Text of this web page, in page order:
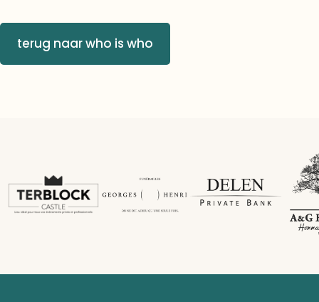
terug naar who is who